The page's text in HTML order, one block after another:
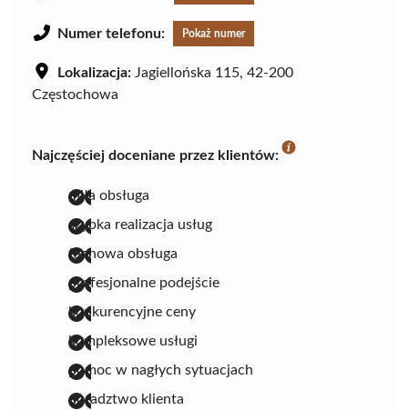
Numer telefonu: Pokaż numer
Lokalizacja: Jagiellońska 115, 42-200
Częstochowa
Najczęściej doceniane przez klientów:
miła obsługa
szybka realizacja usług
fachowa obsługa
profesjonalne podejście
konkurencyjne ceny
kompleksowe usługi
pomoc w nagłych sytuacjach
doradztwo klienta